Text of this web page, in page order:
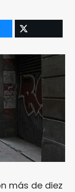
más de diez